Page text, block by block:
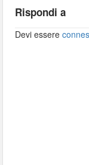
Rispondi a
Devi essere